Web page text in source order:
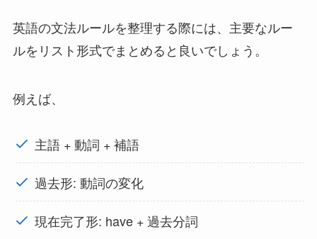
英語の文法ルールを整理する際には、主要なルー
ルをリスト形式でまとめると良いでしょう。
例えば、
主語 + 動詞 + 補語
過去形: 動詞の変化
現在完了形: have + 過去分詞